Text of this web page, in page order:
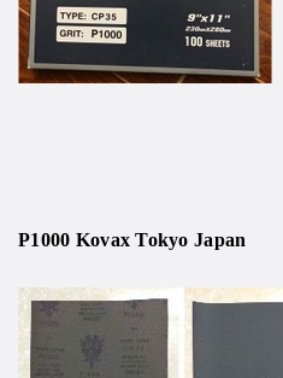
P1000 Kovax Tokyo Japan